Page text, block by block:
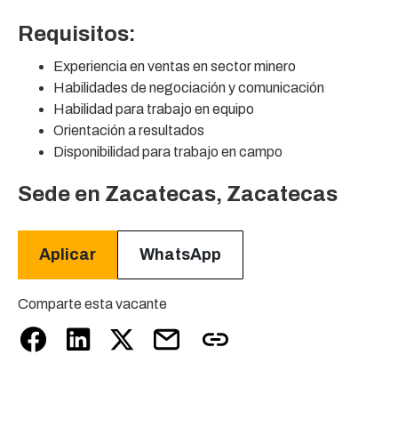
Requisitos:
Experiencia en ventas en sector minero
Habilidades de negociación y comunicación
Habilidad para trabajo en equipo
Orientación a resultados
Disponibilidad para trabajo en campo
Sede en Zacatecas, Zacatecas
Aplicar WhatsApp
Comparte esta vacante